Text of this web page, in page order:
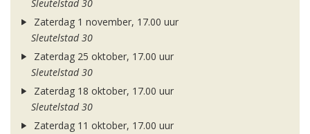
Sleutelstad 30
Zaterdag 1 november, 17.00 uur
Sleutelstad 30
Zaterdag 25 oktober, 17.00 uur
Sleutelstad 30
Zaterdag 18 oktober, 17.00 uur
Sleutelstad 30
Zaterdag 11 oktober, 17.00 uur